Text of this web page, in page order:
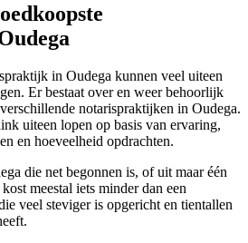
in Oudega kunnen veel uiteen
Er bestaat over en weer behoorlijk
notarispraktijken in Oudega.
uiteen lopen op basis van ervaring,
en hoeveelheid opdrachten.
die net begonnen is, of uit maar één
meestal iets minder dan een
veel steviger is opgericht en tientallen